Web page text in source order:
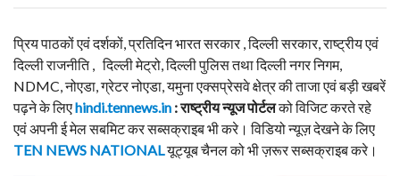
प्रिय पाठकों एवं दर्शकों, प्रतिदिन भारत सरकार , दिल्ली सरकार, राष्ट्रीय एवं
दिल्ली राजनीति , दिल्ली मेट्रो, दिल्ली पुलिस तथा दिल्ली नगर निगम,
NDMC, नोएडा, ग्रेटर नोएडा, यमुना एक्सप्रेसवे क्षेत्र की ताजा एवं बड़ी खबरें
पढ़ने के लिएhindi.tennews.in : राष्ट्रीय न्यूज पोर्टलको विजिट करते रहे
एवं अपनी ई मेल सबमिट कर सब्सक्राइब भी करे। विडियो न्यूज़ देखने के लिए
TEN NEWS NATIONAL यूट्यूब चैनल को भी ज़रूर सब्सक्राइब करे।